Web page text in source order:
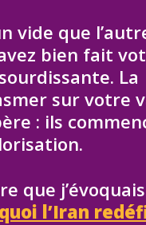
vide que
bien fait
La
sur votre
: ils
que
l’Iran